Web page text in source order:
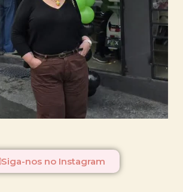
Siga-nos no Instagram